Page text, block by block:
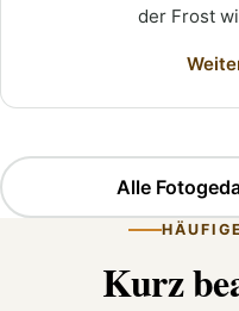
der Frost
Alle
Kurz